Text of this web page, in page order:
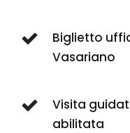
Biglietto
Vasariano
Visita
abilitata